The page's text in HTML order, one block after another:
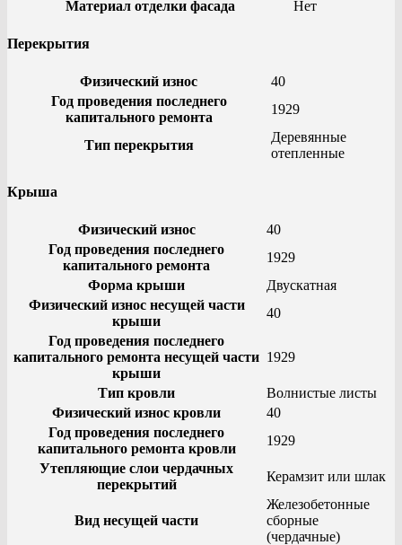
Материал отделки фасада Нет
Перекрытия
Физический износ
40
Год проведения последнего
капитального ремонта
1929
Тип перекрытия
Деревянные
отепленные
Крыша
Физический износ
40
Год проведения последнего
капитального ремонта
1929
Форма крыши
Двускатная
Физический износ несущей части
крыши
40
Год проведения последнего
капитального ремонта несущей части
крыши
1929
Тип кровли
Волнистые листы
Физический износ кровли
40
Год проведения последнего
капитального ремонта кровли
1929
Утепляющие слои чердачных
перекрытий
Керамзит или шлак
Вид несущей части
Железобетонные
сборные
(чердачные)